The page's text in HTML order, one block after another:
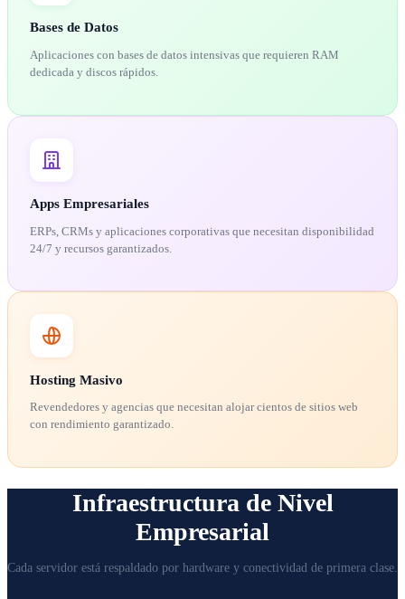
Bases de Datos
Aplicaciones con bases de datos intensivas que requieren RAM
dedicada y discos rápidos.
Apps Empresariales
ERPs, CRMs y aplicaciones corporativas que necesitan disponibilidad
24/7 y recursos garantizados.
Hosting Masivo
Revendedores y agencias que necesitan alojar cientos de sitios web
con rendimiento garantizado.
Infraestructura de Nivel
Empresarial
Cada servidor está respaldado por hardware y conectividad de primera clase.